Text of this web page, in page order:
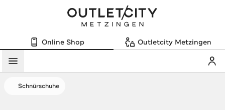
Online Shop Outletcity Metzingen
Menü
Schnürschuhe